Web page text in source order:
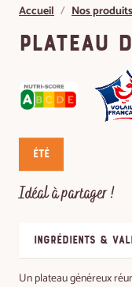
Accueil Nos produits
Plateau
Été
Idéal à partager !
ingrédients &
Un plateau généreux